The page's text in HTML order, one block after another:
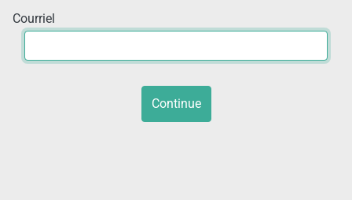
Courriel
Continue